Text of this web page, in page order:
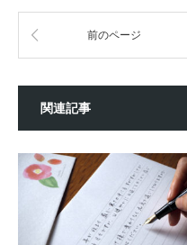
前のページ
関連記事